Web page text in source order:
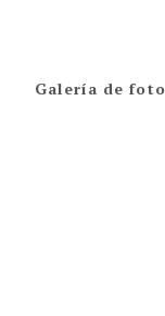
Galería de